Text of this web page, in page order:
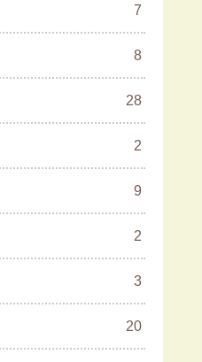
7
8
28
2
9
2
3
20